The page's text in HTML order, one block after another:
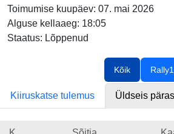
Toimumise kuupäev: 07. mai 2026
Alguse kellaaeg: 18:05
Staatus: Lõppenud
Kõik Rally1
Kiiruskatse tulemus Üldseis